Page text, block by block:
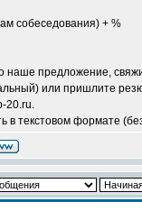
собеседования) + %
наше предложение,
или пришлите
20.ru.
в текстовом формате